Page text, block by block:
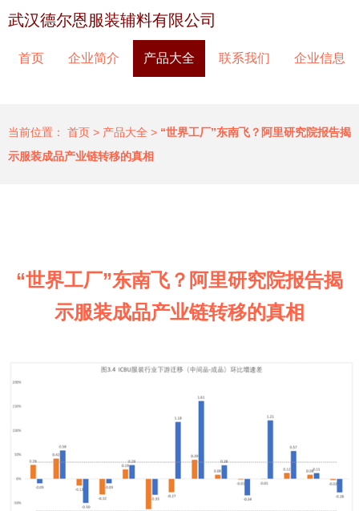
武汉德尔恩服装辅料有限公司
首页 企业简介 产品大全 联系我们 企业信息
当前位置： 首页 > 产品大全 > “世界工厂”东南飞？阿里研究院报告揭
示服装成品产业链转移的真相
“世界工厂”东南飞？阿里研究院报告揭
示服装成品产业链转移的真相